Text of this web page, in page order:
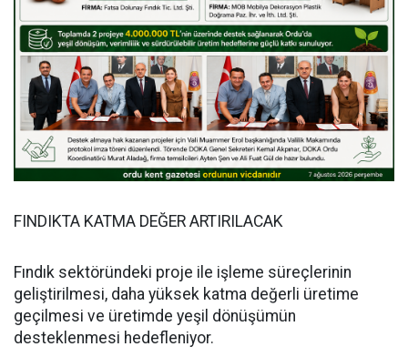
FINDIKTA KATMA DEĞER ARTIRILACAK
Fındık sektöründeki proje ile işleme süreçlerinin
geliştirilmesi, daha yüksek katma değerli üretime
geçilmesi ve üretimde yeşil dönüşümün
desteklenmesi hedefleniyor.